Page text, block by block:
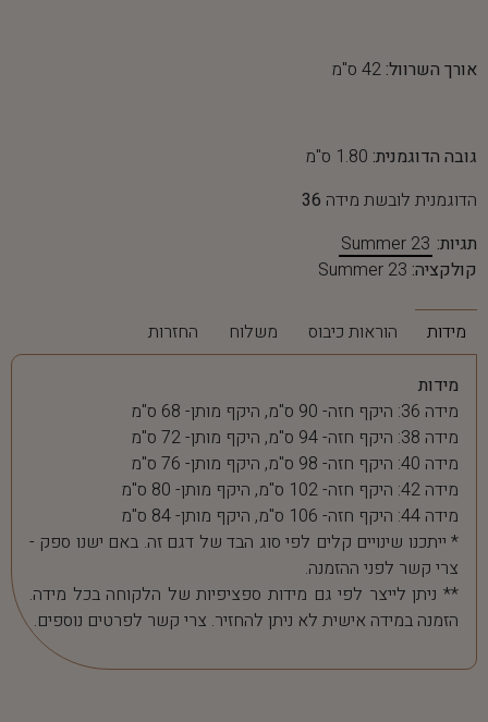
אורך השרוול: 42 ס"מ
גובה הדוגמנית: 1.80 ס"מ
הדוגמנית לובשת מידה 36
תגיות: Summer 23
קולקציה: Summer 23
מידות הוראות כיבוס משלוח החזרות
מידות
מידה 36: היקף חזה- 90 ס"מ, היקף מותן- 68 ס"מ
מידה 38: היקף חזה- 94 ס"מ, היקף מותן- 72 ס"מ
מידה 40: היקף חזה- 98 ס"מ, היקף מותן- 76 ס"מ
מידה 42: היקף חזה- 102 ס"מ, היקף מותן- 80 ס"מ
מידה 44: היקף חזה- 106 ס"מ, היקף מותן- 84 ס"מ
* ייתכנו שינויים קלים לפי סוג הבד של דגם זה. באם ישנו ספק -
צרי קשר לפני ההזמנה.
** ניתן לייצר לפי גם מידות ספציפיות של הלקוחה בכל מידה.
הזמנה במידה אישית לא ניתן להחזיר. צרי קשר לפרטים נוספים.